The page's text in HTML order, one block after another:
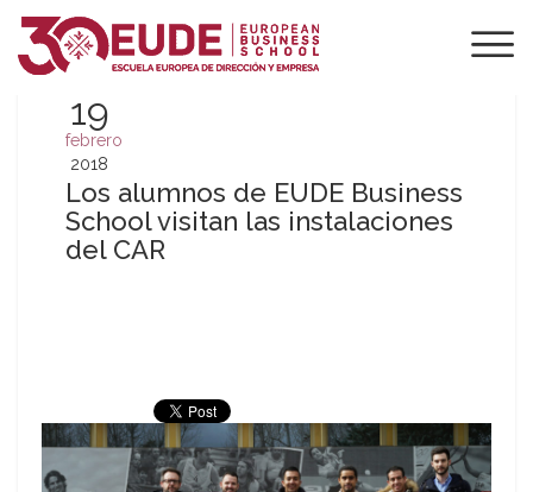
19
febrero
2018
Los alumnos de EUDE Business
School visitan las instalaciones
del CAR